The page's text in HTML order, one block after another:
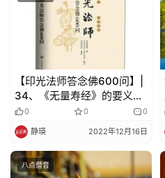
【印光法师答念佛600问】|
34、《无量寿经》的要义是
什么？
0 0 0
静瑛 2022年12月16日
八点僧音